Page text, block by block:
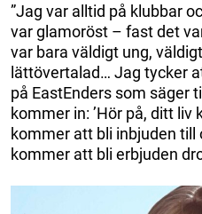
”Jag var alltid på klubbar
var glamoröst – fast det
var bara väldigt ung,
lättövertalad… Jag tycker
på EastEnders som säger
kommer in: ’Hör på, ditt
kommer att bli inbjuden till
kommer att bli erbjuden